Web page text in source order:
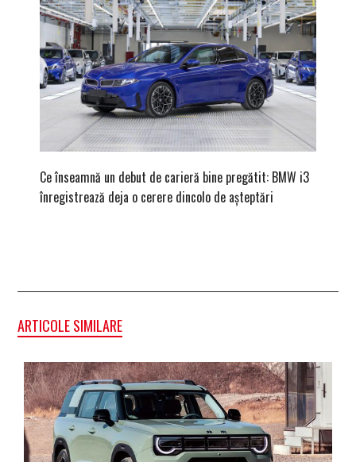
Ce înseamnă un debut de carieră bine pregătit: BMW i3
înregistrează deja o cerere dincolo de așteptări
ARTICOLE SIMILARE